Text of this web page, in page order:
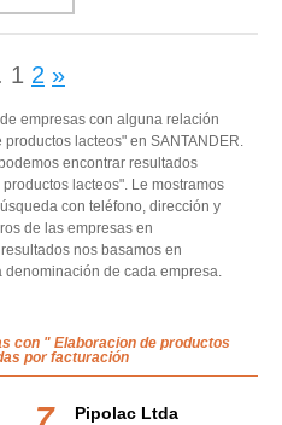
1 2 »
empresas con alguna relación
lacteos" en SANTANDER.
encontrar resultados
lacteos". Le mostramos
con teléfono, dirección y
de las empresas en
nos basamos en
de cada empresa.
con " Elaboracion de productos
por facturación
Pipolac Ltda